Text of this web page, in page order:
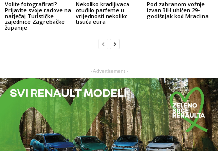
Volite fotografirati?
Prijavite svoje radove na
natječaj Turističke
zajednice Zagrebačke
županije
Nekoliko kradljivaca
otuđilo parfeme u
vrijednosti nekoliko
tisuća eura
Pod zabranom vožnje
izvan BiH uhićen 29-
godišnjak kod Mraclina
- Advertisement -